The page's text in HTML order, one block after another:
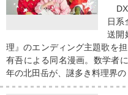
日系
送開
理』のエンディング主題歌を
有吾による同名漫画。数学者
年の北田岳が、謎多き料理界の